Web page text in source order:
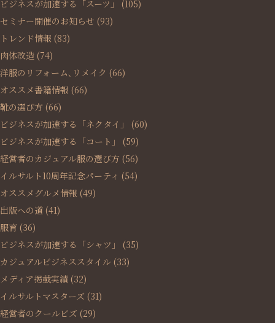
ビジネスが加速する「スーツ」
(105)
セミナー開催のお知らせ (93)
トレンド情報 (83)
肉体改造 (74)
洋服のリフォーム､リメイク (66)
オススメ書籍情報 (66)
靴の選び方 (66)
ビジネスが加速する「ネクタイ」
(60)
ビジネスが加速する「コート」
(59)
経営者のカジュアル服の選び方 (56)
イルサルト10周年記念パーティ (54)
オススメグルメ情報 (49)
出版への道 (41)
服育 (36)
ビジネスが加速する「シャツ」
(35)
カジュアルビジネススタイル (33)
メディア掲載実績 (32)
イルサルトマスターズ (31)
経営者のクールビズ (29)